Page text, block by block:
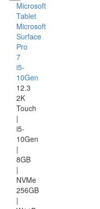
Microsoft
Tablet
Microsoft
Surface
Pro
7
i5-
10Gen
12.3
2K
Touch
|
i5-
10Gen
|
8GB
|
NVMe
256GB
|